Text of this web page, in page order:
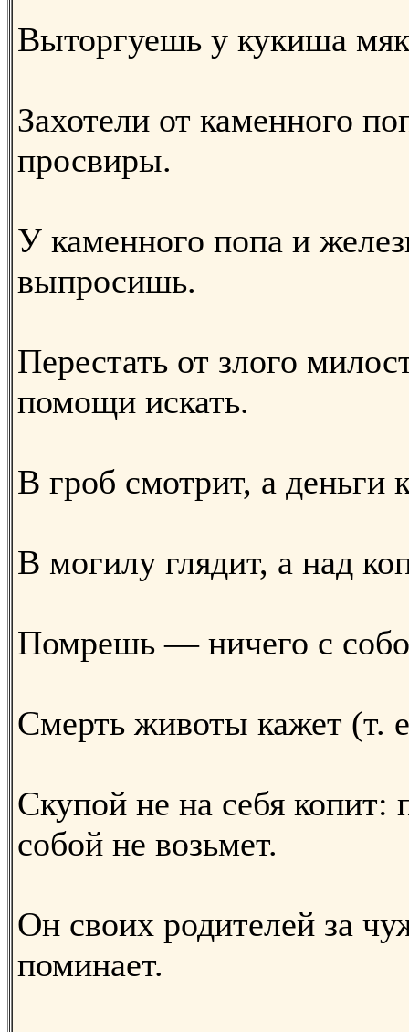
Выторгуешь у кукиша
Захотели от каменного
просвиры.
У каменного попа и
выпросишь.
Перестать от злого
помощи искать.
В гроб смотрит, а деньги
В могилу глядит, а над
Помрешь — ничего с
Смерть животы кажет (т.
Скупой не на себя копит:
собой не возьмет.
Он своих родителей за
поминает.